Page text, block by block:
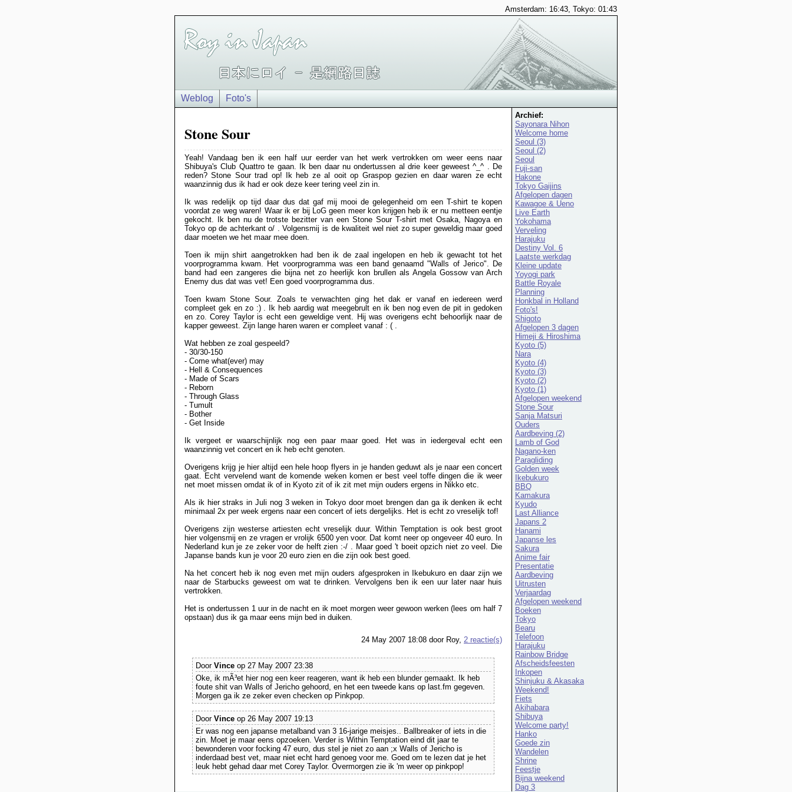
Amsterdam: 16:43, Tokyo: 01:43
Weblog Foto's
Stone Sour
Yeah! Vandaag ben ik een half uur eerder van het werk vertrokken om weer eens naar
Shibuya's Club Quattro te gaan. Ik ben daar nu ondertussen al drie keer geweest ^_^ . De
reden? Stone Sour trad op! Ik heb ze al ooit op Graspop gezien en daar waren ze echt
waanzinnig dus ik had er ook deze keer tering veel zin in.
Ik was redelijk op tijd daar dus dat gaf mij mooi de gelegenheid om een T-shirt te kopen
voordat ze weg waren! Waar ik er bij LoG geen meer kon krijgen heb ik er nu metteen eentje
gekocht. Ik ben nu de trotste bezitter van een Stone Sour T-shirt met Osaka, Nagoya en
Tokyo op de achterkant o/ . Volgensmij is de kwaliteit wel niet zo super geweldig maar goed
daar moeten we het maar mee doen.
Toen ik mijn shirt aangetrokken had ben ik de zaal ingelopen en heb ik gewacht tot het
voorprogramma kwam. Het voorprogramma was een band genaamd "Walls of Jerico". De
band had een zangeres die bijna net zo heerlijk kon brullen als Angela Gossow van Arch
Enemy dus dat was vet! Een goed voorprogramma dus.
Toen kwam Stone Sour. Zoals te verwachten ging het dak er vanaf en iedereen werd
compleet gek en zo :) . Ik heb aardig wat meegebrult en ik ben nog even de pit in gedoken
en zo. Corey Taylor is echt een geweldige vent. Hij was overigens echt behoorlijk naar de
kapper geweest. Zijn lange haren waren er compleet vanaf : ( .
Wat hebben ze zoal gespeeld?
- 30/30-150
- Come what(ever) may
- Hell & Consequences
- Made of Scars
- Reborn
- Through Glass
- Tumult
- Bother
- Get Inside
Ik vergeet er waarschijnlijk nog een paar maar goed. Het was in iedergeval echt een
waanzinnig vet concert en ik heb echt genoten.
Overigens krijg je hier altijd een hele hoop flyers in je handen geduwt als je naar een concert
gaat. Echt vervelend want de komende weken komen er best veel toffe dingen die ik weer
net moet missen omdat ik of in Kyoto zit of ik zit met mijn ouders ergens in Nikko etc.
Als ik hier straks in Juli nog 3 weken in Tokyo door moet brengen dan ga ik denken ik echt
minimaal 2x per week ergens naar een concert of iets dergelijks. Het is echt zo vreselijk tof!
Overigens zijn westerse artiesten echt vreselijk duur. Within Temptation is ook best groot
hier volgensmij en ze vragen er vrolijk 6500 yen voor. Dat komt neer op ongeveer 40 euro. In
Nederland kun je ze zeker voor de helft zien :-/ . Maar goed 't boeit opzich niet zo veel. Die
Japanse bands kun je voor 20 euro zien en die zijn ook best goed.
Na het concert heb ik nog even met mijn ouders afgesproken in Ikebukuro en daar zijn we
naar de Starbucks geweest om wat te drinken. Vervolgens ben ik een uur later naar huis
vertrokken.
Het is ondertussen 1 uur in de nacht en ik moet morgen weer gewoon werken (lees om half 7
opstaan) dus ik ga maar eens mijn bed in duiken.
24 May 2007 18:08 door Roy, 2 reactie(s)
Door Vinceop 27 May 2007 23:38
Oke, ik mÃ³et hier nog een keer reageren, want ik heb een blunder gemaakt. Ik heb
foute shit van Walls of Jericho gehoord, en het een tweede kans op last.fm gegeven.
Morgen ga ik ze zeker even checken op Pinkpop.
Door Vinceop 26 May 2007 19:13
Er was nog een japanse metalband van 3 16-jarige meisjes.. Ballbreaker of iets in die
zin. Moet je maar eens opzoeken. Verder is Within Temptation eind dit jaar te
bewonderen voor focking 47 euro, dus stel je niet zo aan ;x Walls of Jericho is
inderdaad best vet, maar niet echt hard genoeg voor me. Goed om te lezen dat je het
leuk hebt gehad daar met Corey Taylor. Overmorgen zie ik 'm weer op pinkpop!
Archief:
Sayonara Nihon
Welcome home
Seoul (3)
Seoul (2)
Seoul
Fuji-san
Hakone
Tokyo Gaijins
Afgelopen dagen
Kawagoe & Ueno
Live Earth
Yokohama
Verveling
Harajuku
Destiny Vol. 6
Laatste werkdag
Kleine update
Yoyogi park
Battle Royale
Planning
Honkbal in Holland
Foto's!
Shigoto
Afgelopen 3 dagen
Himeji & Hiroshima
Kyoto (5)
Nara
Kyoto (4)
Kyoto (3)
Kyoto (2)
Kyoto (1)
Afgelopen weekend
Stone Sour
Sanja Matsuri
Ouders
Aardbeving (2)
Lamb of God
Nagano-ken
Paragliding
Golden week
Ikebukuro
BBQ
Kamakura
Kyudo
Last Alliance
Japans 2
Hanami
Japanse les
Sakura
Anime fair
Presentatie
Aardbeving
Uitrusten
Verjaardag
Afgelopen weekend
Boeken
Tokyo
Bearu
Telefoon
Harajuku
Rainbow Bridge
Afscheidsfeesten
Inkopen
Shinjuku & Akasaka
Weekend!
Fiets
Akihabara
Shibuya
Welcome party!
Hanko
Goede zin
Wandelen
Shrine
Feestje
Bijna weekend
Dag 3